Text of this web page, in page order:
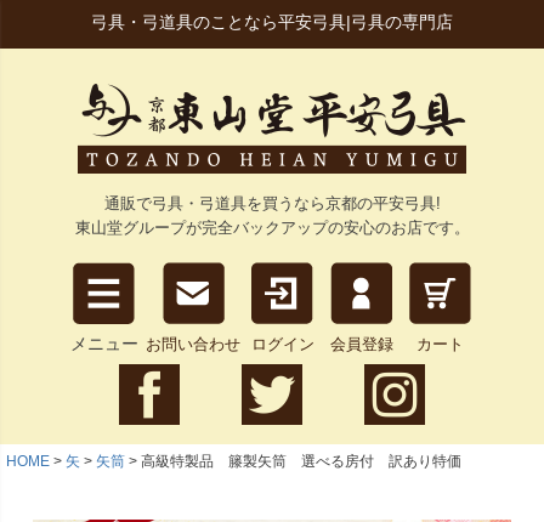
弓具・弓道具のことなら平安弓具|弓具の専門店
通販で弓具・弓道具を買うなら京都の平安弓具!
東山堂グループが完全バックアップの安心のお店です。
メニュー お問い合わせ ログイン 会員登録 カート
HOME 矢 矢筒 高級特製品 籐製矢筒 選べる房付 訳あり特価